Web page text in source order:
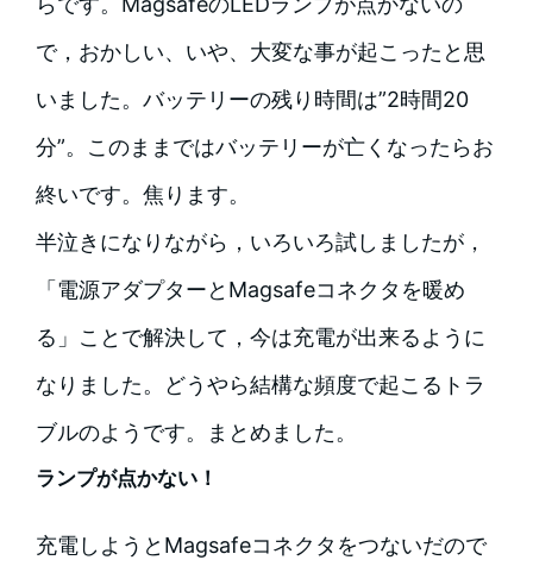
で，おかしい、いや、大変な事が起こったと思
いました。バッテリーの残り時間は”2時間20
分”。このままではバッテリーが亡くなったらお
終いです。焦ります。
半泣きになりながら，いろいろ試しましたが，
「電源アダプターとMagsafeコネクタを暖め
る」ことで解決して，今は充電が出来るように
なりました。どうやら結構な頻度で起こるトラ
ブルのようです。まとめました。
ランプが点かない！
充電しようとMagsafeコネクタをつないだので